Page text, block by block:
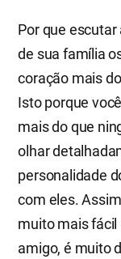
Por que
de sua família
coração mais
Isto porque
mais do que
olhar
personalidade
com eles.
muito mais fácil
amigo, é muito